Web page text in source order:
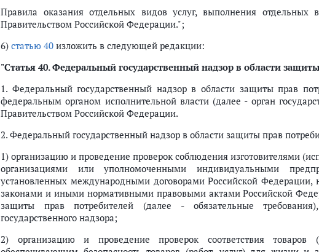
Правила оказания отдельных видов услуг, выполнения отдельных
Правительством Российской Федерации.";
6) статью 40 изложить в следующей редакции:
"Статья 40.Федеральный государственный надзор в области
1. Федеральный государственный надзор в области защиты прав
федеральным органом исполнительной власти (далее - орган
Правительством Российской Федерации.
2. Федеральный государственный надзор в области защиты прав
1) организацию и проведение проверок соблюдения изготовителями
организациями или уполномоченными индивидуальными
установленных международными договорами Российской
законами и иными нормативными правовыми актами Российской
защиты прав потребителей (далее - обязательные
государственного надзора;
2) организацию и проведение проверок соответствия товаров